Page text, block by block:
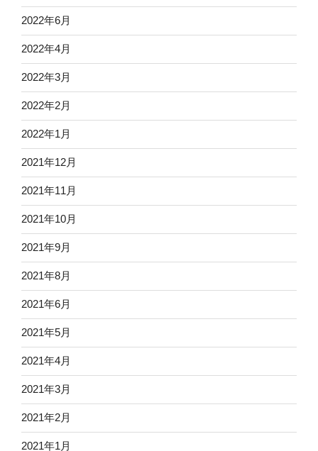
2022年6月
2022年4月
2022年3月
2022年2月
2022年1月
2021年12月
2021年11月
2021年10月
2021年9月
2021年8月
2021年6月
2021年5月
2021年4月
2021年3月
2021年2月
2021年1月